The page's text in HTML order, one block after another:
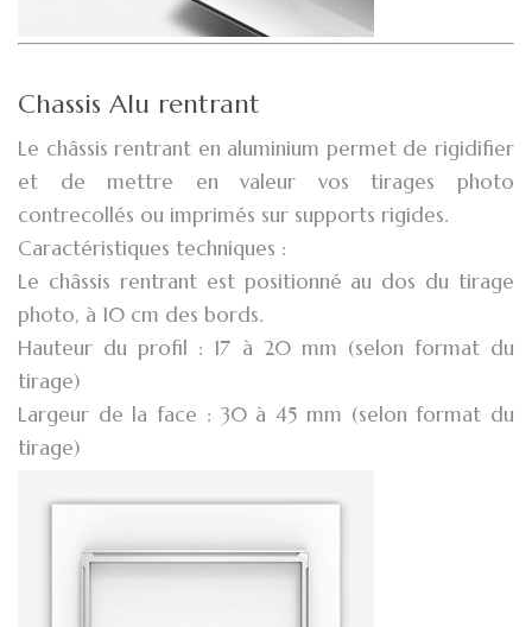
Chassis Alu rentrant
Le châssis rentrant en aluminium permet de rigidifier
et de mettre en valeur vos tirages photo
contrecollés ou imprimés sur supports rigides.
Caractéristiques techniques :
Le châssis rentrant est positionné au dos du tirage
photo, à 10 cm des bords.
Hauteur du profil : 17 à 20 mm (selon format du
tirage)
Largeur de la face : 30 à 45 mm (selon format du
tirage)